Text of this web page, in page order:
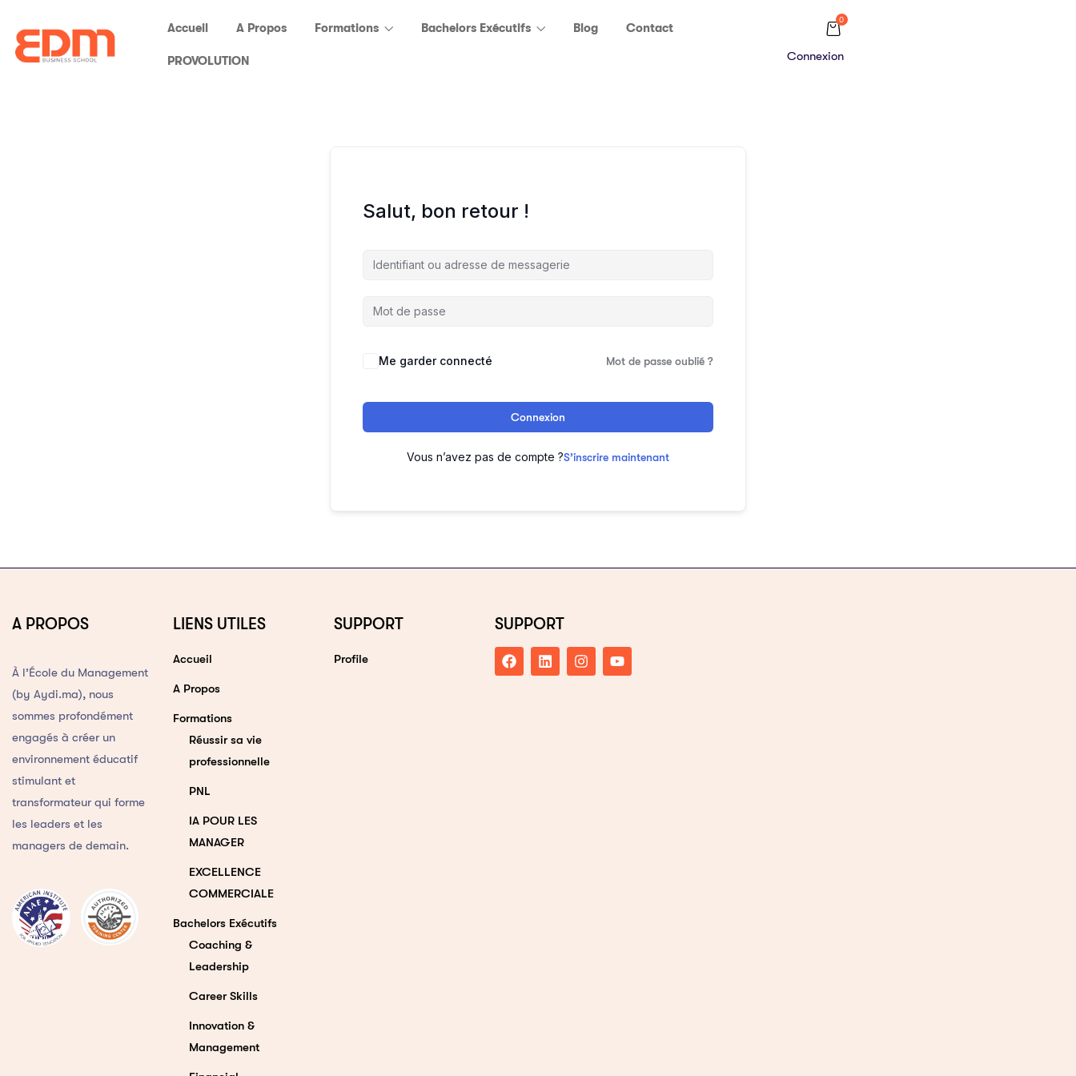
Accueil A Propos Formations Bachelors Exécutifs Blog Contact
PROVOLUTION
0
Connexion
Salut, bon retour !
Me garder connecté Mot de passe oublié ?
Connexion
Vous n’avez pas de compte ?S’inscrire maintenant
A PROPOS
À l’École du Management
(by Aydi.ma), nous
sommes profondément
engagés à créer un
environnement éducatif
stimulant et
transformateur qui forme
les leaders et les
managers de demain.
LIENS UTILES
Accueil
A Propos
Formations
Réussir sa vie
professionnelle
PNL
IA POUR LES
MANAGER
EXCELLENCE
COMMERCIALE
Bachelors Exécutifs
Coaching &
Leadership
Career Skills
Innovation &
Management
SUPPORT
Profile
SUPPORT